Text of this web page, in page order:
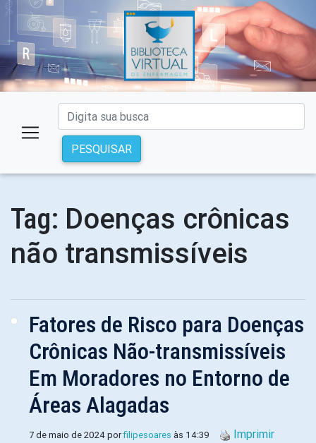
PESQUISAR
Tag: Doenças crônicas
não transmissíveis
Fatores de Risco para Doenças
Crônicas Não-transmissíveis
Em Moradores no Entorno de
Áreas Alagadas
7 de maio de 2024 porfilipesoares às 14:39
Imprimir